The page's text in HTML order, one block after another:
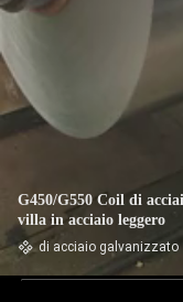
G450/G550 Coil di
villa in acciaio leggero
di acciaio galvanizzato